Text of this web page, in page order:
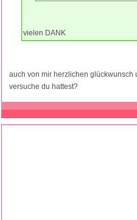
vielen DANK
auch von mir herzlichen glückwunsch
versuche du hattest?